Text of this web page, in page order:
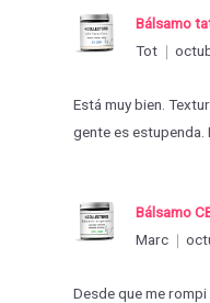
Bálsamo
Tot
Está muy bien.
gente es estupenda.
Bálsamo
Marc
Desde que me